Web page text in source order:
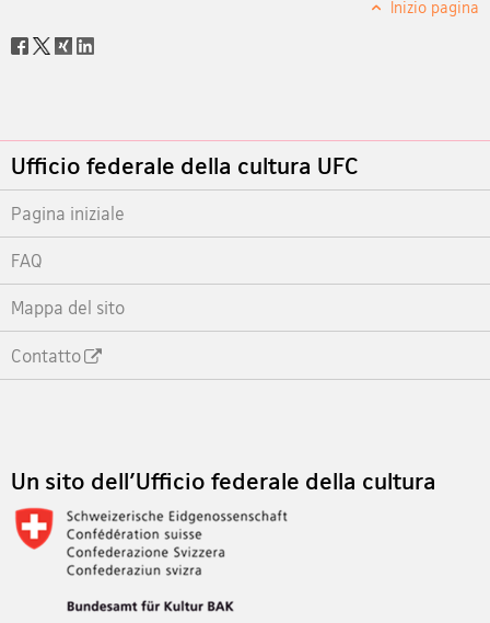
Inizio pagina
Social
Footer
Ufficio federale della cultura UFC
Pagina iniziale
FAQ
Mappa del sito
Contatto
Un sito dell'Ufficio federale della cultura